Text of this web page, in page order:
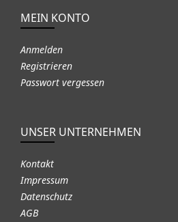
MEIN KONTO
Anmelden
Registrieren
Passwort vergessen
UNSER UNTERNEHMEN
Kontakt
Impressum
Datenschutz
AGB